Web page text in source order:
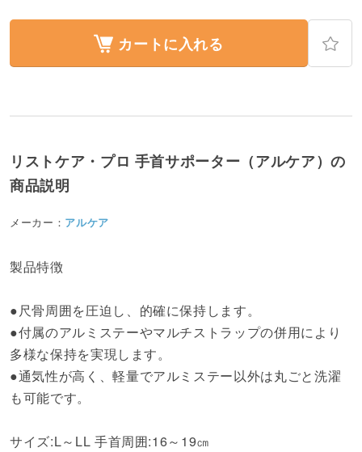
カートに入れる
リストケア・プロ 手首サポーター（アルケア）の
商品説明
メーカー： アルケア
製品特徴
●尺骨周囲を圧迫し、的確に保持します。
●付属のアルミステーやマルチストラップの併用により
多様な保持を実現します。
●通気性が高く、軽量でアルミステー以外は丸ごと洗濯
も可能です。
サイズ:L～LL 手首周囲:16～19㎝